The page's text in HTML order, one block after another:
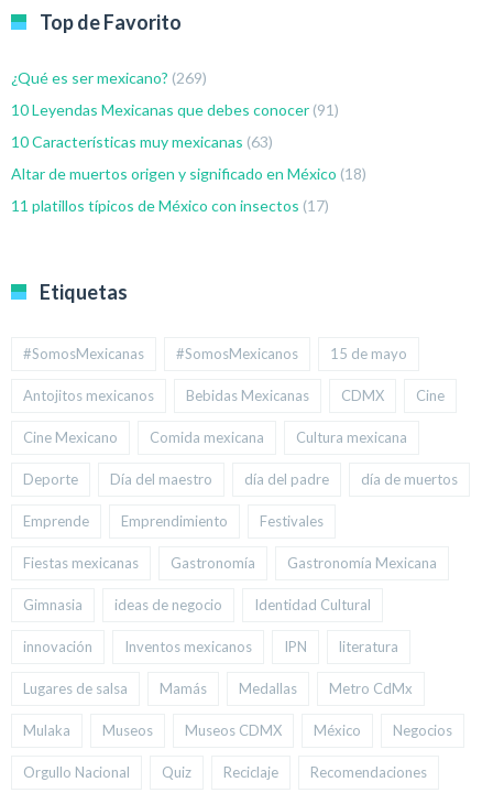
Top de Favorito
¿Qué es ser mexicano? (269)
10 Leyendas Mexicanas que debes conocer (91)
10 Características muy mexicanas (63)
Altar de muertos origen y significado en México (18)
11 platillos típicos de México con insectos (17)
Etiquetas
#SomosMexicanas #SomosMexicanos 15 de mayo
Antojitos mexicanos Bebidas Mexicanas CDMX Cine
Cine Mexicano Comida mexicana Cultura mexicana
Deporte Día del maestro día del padre día de muertos
Emprende Emprendimiento Festivales
Fiestas mexicanas Gastronomía Gastronomía Mexicana
Gimnasia ideas de negocio Identidad Cultural
innovación Inventos mexicanos IPN literatura
Lugares de salsa Mamás Medallas Metro CdMx
Mulaka Museos Museos CDMX México Negocios
Orgullo Nacional Quiz Reciclaje Recomendaciones